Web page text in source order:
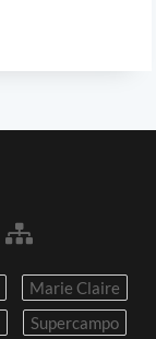
Marie Claire
Supercampo